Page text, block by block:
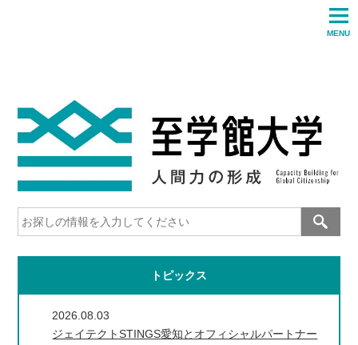
MENU
トピックス
2026.08.03
ジェイテクトSTINGS愛知とオフィシャルパートナー